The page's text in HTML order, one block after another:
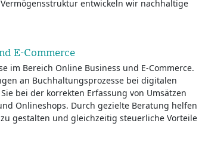
entwickeln wir nachhaltige
E-Commerce
im Bereich Online Business und E-Commerce.
an Buchhaltungsprozesse bei digitalen
bei der korrekten Erfassung von Umsätzen
Onlineshops. Durch gezielte Beratung helfen
gestalten und gleichzeitig steuerliche Vorteile